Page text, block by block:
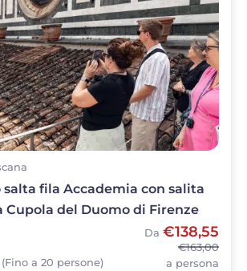
fila Accademia con salita
Cupola del Duomo di Firenze
a 20 persone)
Da €138,55
€163,00
a persona